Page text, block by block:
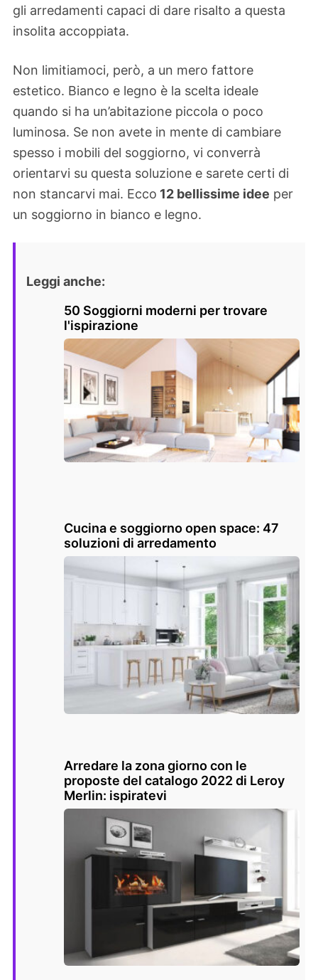
gli arredamenti capaci di dare risalto a questa
insolita accoppiata.
Non limitiamoci, però, a un mero fattore
estetico. Bianco e legno è la scelta ideale
quando si ha un’abitazione piccola o poco
luminosa. Se non avete in mente di cambiare
spesso i mobili del soggiorno, vi converrà
orientarvi su questa soluzione e sarete certi di
non stancarvi mai. Ecco 12 bellissime idee per
un soggiorno in bianco e legno.
Leggi anche:
50 Soggiorni moderni per trovare
l'ispirazione
Cucina e soggiorno open space: 47
soluzioni di arredamento
Arredare la zona giorno con le
proposte del catalogo 2022 di Leroy
Merlin: ispiratevi